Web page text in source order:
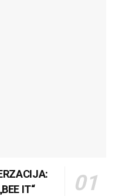
IT“